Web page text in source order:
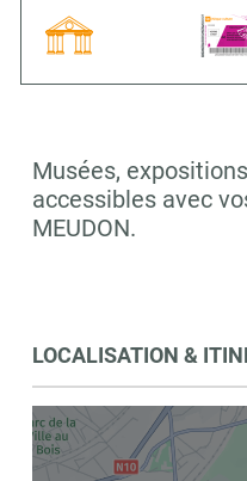
Musées,
accessibles avec
MEUDON.
LOCALISATION &